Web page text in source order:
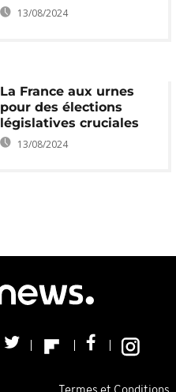
13/08/2024
La France aux urnes
pour des élections
législatives cruciales
13/08/2024